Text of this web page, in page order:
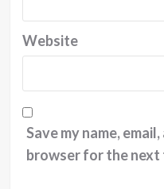
Website
Save my name,
browser for the next